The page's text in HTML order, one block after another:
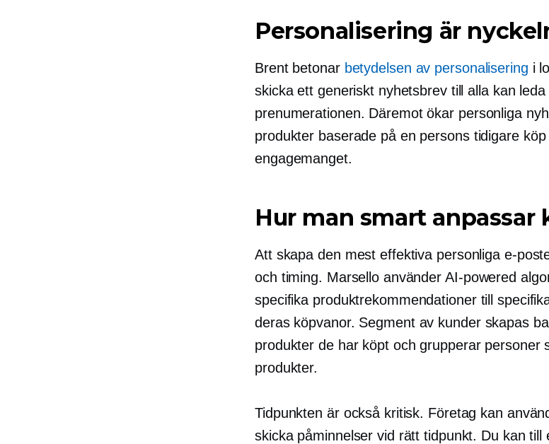
Personalisering är
Brent betonar betydelsen av personalisering i
skicka ett generiskt nyhetsbrev till alla kan
prenumerationen. Däremot ökar personliga
produkter baserade på en persons tidigare
engagemanget.
Hur man smart anpassar
Att skapa den mest effektiva personliga e-
och timing. Marsello använder AI-powered
specifika produktrekommendationer till
deras köpvanor. Segment av kunder skapas
produkter de har köpt och grupperar personer
produkter.
Tidpunkten är också kritisk. Företag kan
skicka påminnelser vid rätt tidpunkt. Du kan till